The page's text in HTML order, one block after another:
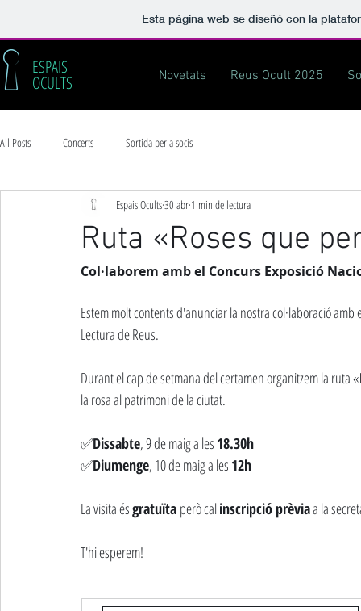
Esta página web se diseñó con la
ESPAIS
OCULTS Novetats Reus Ocult 2025
All Posts Concerts Sortida per a socis
Ruta «Roses que
Espais Ocults30 abr 1 min de lectura
Col·laborem amb el Concurs Exposició
Estem molt contents d'anunciar la nostra col·laboració amb
Lectura de Reus.
Durant el cap de setmana del certamen organitzem la ruta «
la rosa al patrimoni de la ciutat.
✅Dissabte, 9 de maig a les 18.30h
✅Diumenge, 10 de maig a les 12h
La visita és gratuïta però cal inscripció prèvia a la
T'hi esperem!